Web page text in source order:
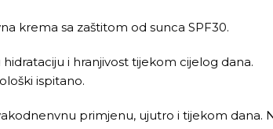
krema sa zaštitom od sunca SPF30.
i hranjivost tijekom cijelog dana.
ispitano.
primjenu, ujutro i tijekom dana.